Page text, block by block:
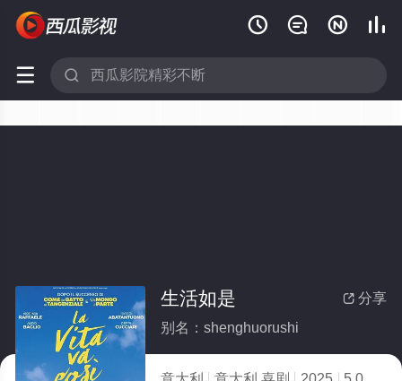
   
 
 分享
生活如是
别名：shenghuorushi